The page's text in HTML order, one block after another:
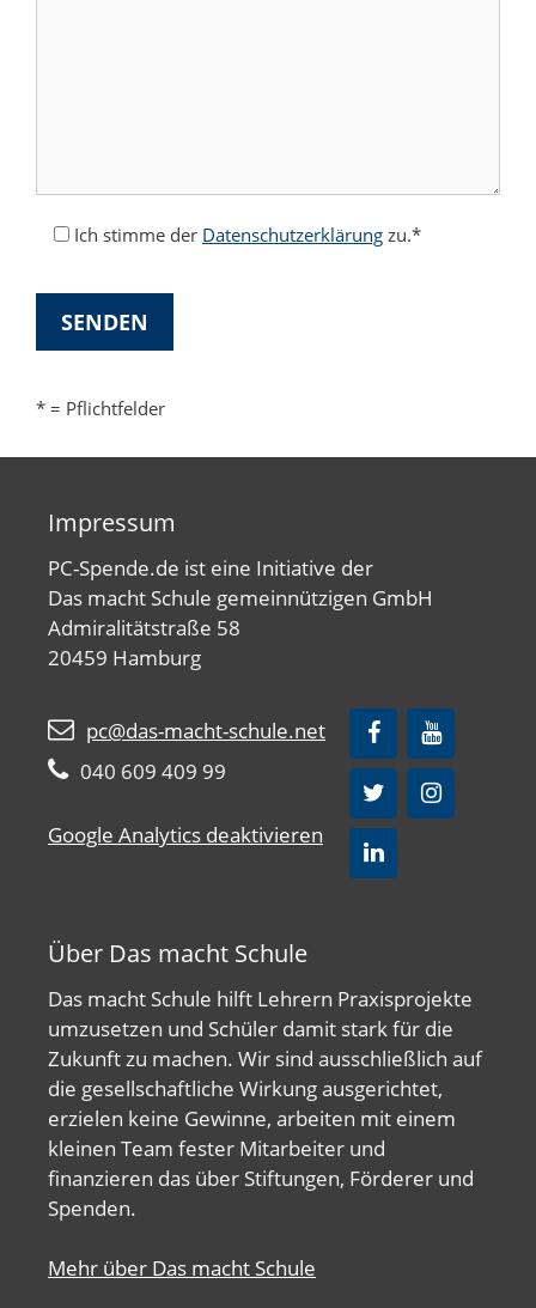
Ich stimme der Datenschutzerklärung zu.*
* = Pflichtfelder
Impressum
PC-Spende.de ist eine Initiative der
Das macht Schule gemeinnützigen GmbH
Admiralitätstraße 58
20459 Hamburg
pc@das-macht-schule.net
040 609 409 99
Google Analytics deaktivieren
Über Das macht Schule
Das macht Schule hilft Lehrern Praxisprojekte
umzusetzen und Schüler damit stark für die
Zukunft zu machen. Wir sind ausschließlich auf
die gesellschaftliche Wirkung ausgerichtet,
erzielen keine Gewinne, arbeiten mit einem
kleinen Team fester Mitarbeiter und
finanzieren das über Stiftungen, Förderer und
Spenden.
Mehr über Das macht Schule